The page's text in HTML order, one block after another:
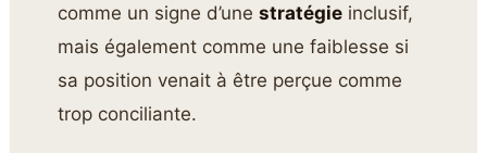
comme un signe d’unestratégie inclusif,
mais également comme une faiblesse si
sa position venait à être perçue comme
trop conciliante.